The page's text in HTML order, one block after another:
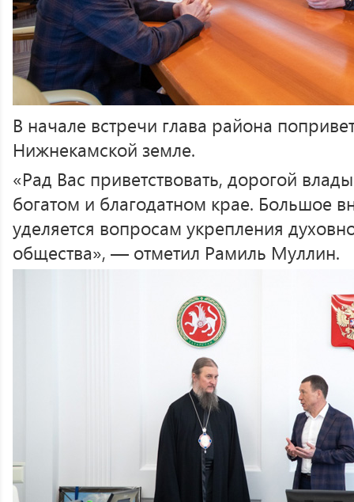
В начале встречи глава района
Нижнекамской земле.
«Рад Вас приветствовать, дорогой
богатом и благодатном крае. Большое
уделяется вопросам укрепления
общества», — отметил Рамиль Муллин.